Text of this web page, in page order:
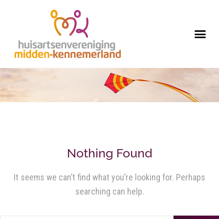
Nothing Found
It seems we can’t find what you’re looking for. Perhaps
searching can help.